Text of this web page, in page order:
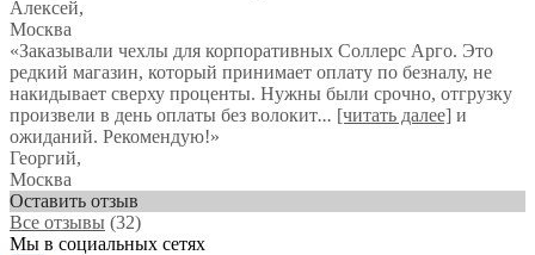
Алексей,
Москва
«Заказывали чехлы для корпоративных Соллерс Арго. Это
редкий магазин, который принимает оплату по безналу, не
накидывает сверху проценты. Нужны были срочно, отгрузку
произвели в день оплаты без волокит... [читать далее] и
ожиданий. Рекомендую!»
Георгий,
Москва
Оставить отзыв
Все отзывы (32)
Мы в социальных сетях